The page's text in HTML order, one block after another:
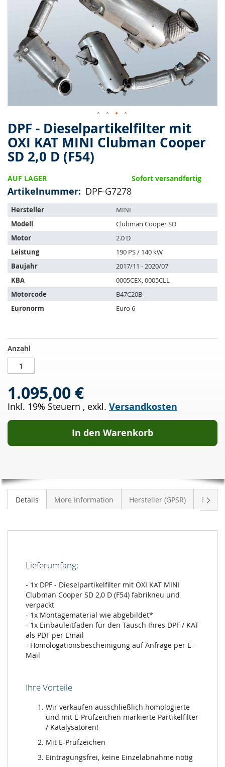
DPF - Dieselpartikelfilter mit
OXI KAT MINI Clubman Cooper
SD 2,0 D (F54)
AUF LAGER
Artikelnummer DPF-G7278
Sofort versandfertig
Der
Artikel
passt
auf
folgende
Fahrzeuge:
Hersteller
MINI
Modell
Clubman Cooper SD
Motor
2.0 D
Leistung
190 PS / 140 kW
Baujahr
2017/11 - 2020/07
KBA
0005CEX, 0005CLL
Motorcode
B47C20B
Euronorm
Euro 6
DPF
-
Dieselpartikelfilter
OXI
KAT
MINI
Clubman
2,0
AUF
LAGER
Anzahl
1.095,00 €
Inkl. 19% Steuern , exkl. Versandkosten
In den Warenkorb
Zum
Anfang
der
Bildergalerie
springen
Details More Information Hersteller (GPSR)
Lieferumfang:
- 1x DPF - Dieselpartikelfilter mit OXI KAT MINI
Clubman Cooper SD 2,0 D (F54) fabrikneu und
verpackt
- 1x Montagematerial wie abgebildet*
- 1x Einbauleitfaden für den Tausch Ihres DPF / KAT
als PDF per Email
- Homologationsbescheinigung auf Anfrage per E-
Mail
Ihre Vorteile
Wir verkaufen ausschließlich homologierte
und mit E-Prüfzeichen markierte Partikelfilter
/ Katalysatoren!
Mit E-Prüfzeichen
Eintragungsfrei, keine Einzelabnahme nötig